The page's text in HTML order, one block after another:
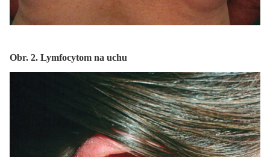
Obr. 2. Lymfocytom na uchu